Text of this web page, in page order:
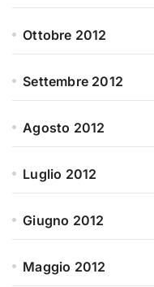
Ottobre 2012
Settembre 2012
Agosto 2012
Luglio 2012
Giugno 2012
Maggio 2012